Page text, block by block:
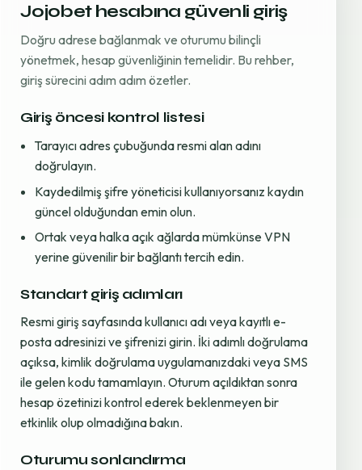
Jojobet hesabına güvenli giriş
Doğru adrese bağlanmak ve oturumu bilinçli
yönetmek, hesap güvenliğinin temelidir. Bu rehber,
giriş sürecini adım adım özetler.
Giriş öncesi kontrol listesi
Tarayıcı adres çubuğunda resmi alan adını
doğrulayın.
Kaydedilmiş şifre yöneticisi kullanıyorsanız kaydın
güncel olduğundan emin olun.
Ortak veya halka açık ağlarda mümkünse VPN
yerine güvenilir bir bağlantı tercih edin.
Standart giriş adımları
Resmi giriş sayfasında kullanıcı adı veya kayıtlı e-
posta adresinizi ve şifrenizi girin. İki adımlı doğrulama
açıksa, kimlik doğrulama uygulamanızdaki veya SMS
ile gelen kodu tamamlayın. Oturum açıldıktan sonra
hesap özetinizi kontrol ederek beklenmeyen bir
etkinlik olup olmadığına bakın.
Oturumu sonlandırma